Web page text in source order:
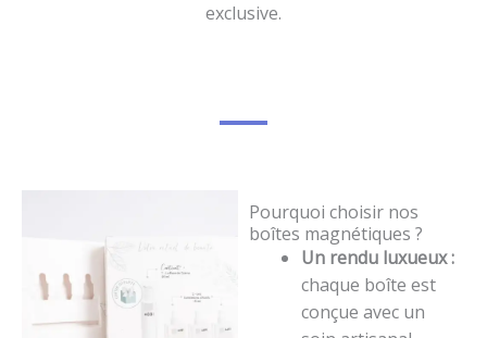
exclusive.
Pourquoi choisir nos
boîtes magnétiques ?
Un rendu luxueux :
chaque boîte est
conçue avec un